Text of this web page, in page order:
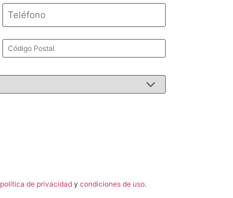
Teléfono
Código
Postal
política de privacidad y condiciones de uso.